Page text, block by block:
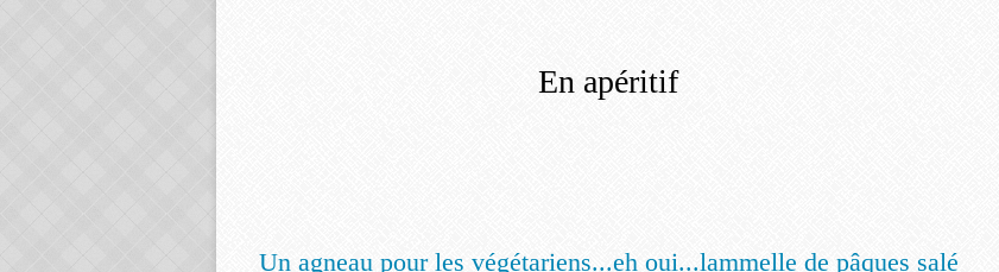
En apéritif
Un agneau pour les végétariens...eh oui...lammelle de pâques salé